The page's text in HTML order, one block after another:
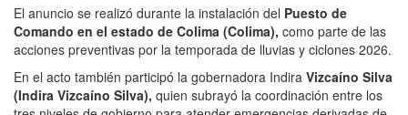
El anuncio se realizó durante la instalación del Puesto de
Comando en el estado de Colima (Colima), como parte de las
acciones preventivas por la temporada de lluvias y ciclones 2026.
En el acto también participó la gobernadora Indira Vizcaíno Silva
(Indira Vizcaíno Silva), quien subrayó la coordinación entre los